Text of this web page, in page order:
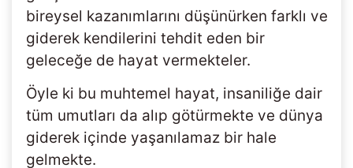
bireysel kazanımlarını düşünürken farklı ve
giderek kendilerini tehdit eden bir
geleceğe de hayat vermekteler.
Öyle ki bu muhtemel hayat, insaniliğe dair
tüm umutları da alıp götürmekte ve dünya
giderek içinde yaşanılamaz bir hale
gelmekte.